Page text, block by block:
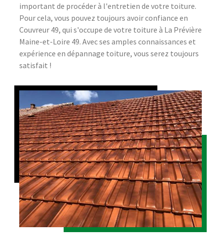
important de procéder à l'entretien de votre toiture.
Pour cela, vous pouvez toujours avoir confiance en
Couvreur 49, qui s'occupe de votre toiture à La Prévière
Maine-et-Loire 49. Avec ses amples connaissances et
expérience en dépannage toiture, vous serez toujours
satisfait !